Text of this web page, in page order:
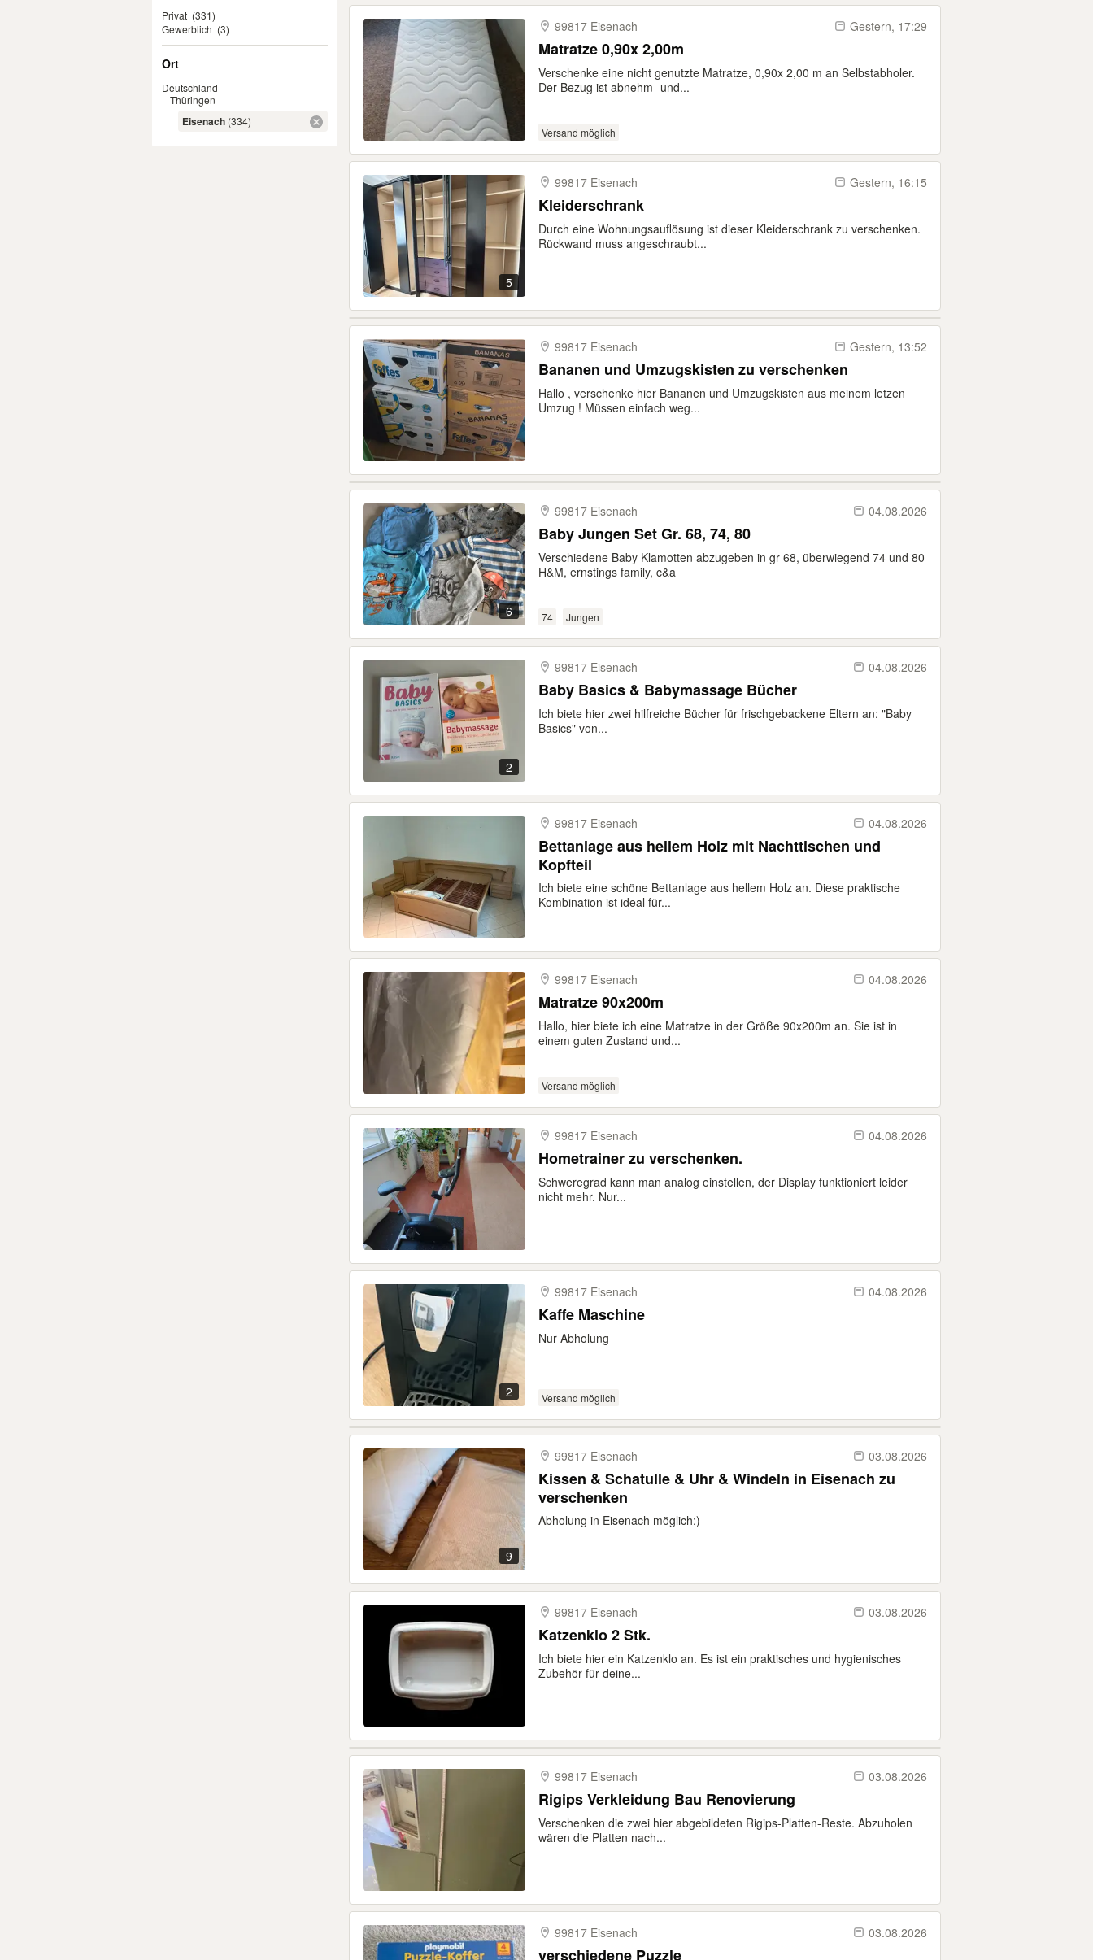
Privat (331)
Gewerblich (3)
Ort
Deutschland
Thüringen
Eisenach (334)
99817 Eisenach Gestern, 17:29
Matratze 0,90x 2,00m
Verschenke eine nicht genutzte Matratze, 0,90x 2,00 m an Selbstabholer.
Der Bezug ist abnehm- und...
Versand möglich
5
99817 Eisenach Gestern, 16:15
Kleiderschrank
Durch eine Wohnungsauflösung ist dieser Kleiderschrank zu verschenken.
Rückwand muss angeschraubt...
99817 Eisenach Gestern, 13:52
Bananen und Umzugskisten zu verschenken
Hallo , verschenke hier Bananen und Umzugskisten aus meinem letzen
Umzug ! Müssen einfach weg...
6
99817 Eisenach 04.08.2026
Baby Jungen Set Gr. 68, 74, 80
Verschiedene Baby Klamotten abzugeben in gr 68, überwiegend 74 und 80
H&M, ernstings family, c&a
74 Jungen
2
99817 Eisenach 04.08.2026
Baby Basics & Babymassage Bücher
Ich biete hier zwei hilfreiche Bücher für frischgebackene Eltern an: "Baby
Basics" von...
99817 Eisenach 04.08.2026
Bettanlage aus hellem Holz mit Nachttischen und
Kopfteil
Ich biete eine schöne Bettanlage aus hellem Holz an. Diese praktische
Kombination ist ideal für...
99817 Eisenach 04.08.2026
Matratze 90x200m
Hallo, hier biete ich eine Matratze in der Größe 90x200m an. Sie ist in
einem guten Zustand und...
Versand möglich
99817 Eisenach 04.08.2026
Hometrainer zu verschenken.
Schweregrad kann man analog einstellen, der Display funktioniert leider
nicht mehr. Nur...
2
99817 Eisenach 04.08.2026
Kaffe Maschine
Nur Abholung
Versand möglich
9
99817 Eisenach 03.08.2026
Kissen & Schatulle & Uhr & Windeln in Eisenach zu
verschenken
Abholung in Eisenach möglich:)
99817 Eisenach 03.08.2026
Katzenklo 2 Stk.
Ich biete hier ein Katzenklo an. Es ist ein praktisches und hygienisches
Zubehör für deine...
99817 Eisenach 03.08.2026
Rigips Verkleidung Bau Renovierung
Verschenken die zwei hier abgebildeten Rigips-Platten-Reste. Abzuholen
wären die Platten nach...
99817 Eisenach 03.08.2026
verschiedene Puzzle